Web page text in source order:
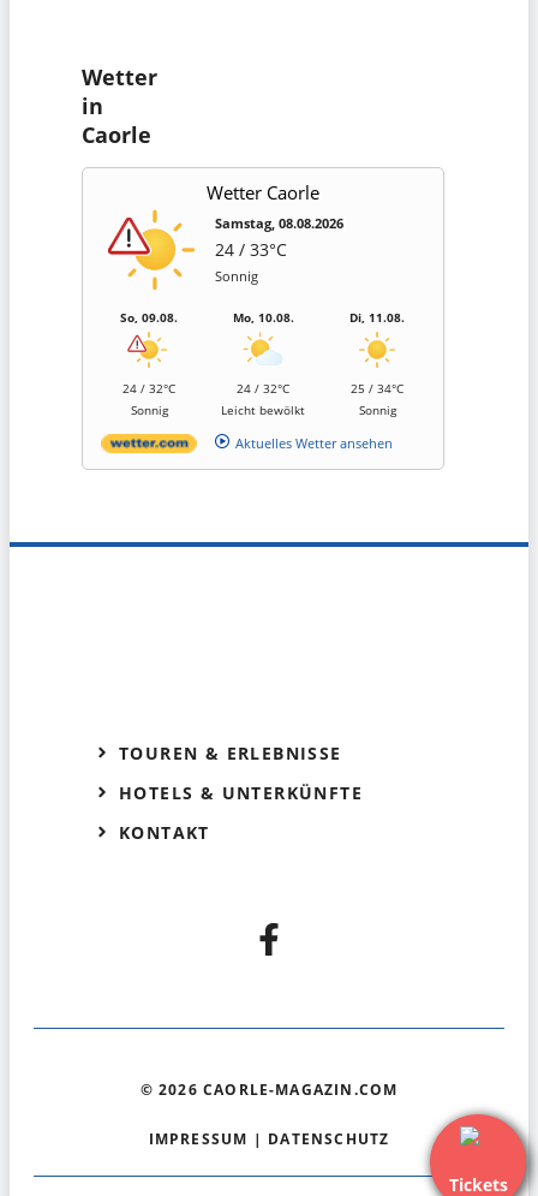
Wetter
in
Caorle
Wetter Caorle
Samstag, 08.08.2026
24 / 33°C
Sonnig
So, 09.08.
24 / 32°C
Sonnig
Mo, 10.08.
24 / 32°C
Leicht bewölkt
Di, 11.08.
25 / 34°C
Sonnig
Aktuelles Wetter ansehen
Tickets
TOUREN & ERLEBNISSE
HOTELS & UNTERKÜNFTE
KONTAKT
© 2026 CAORLE-MAGAZIN.COM
IMPRESSUM | DATENSCHUTZ